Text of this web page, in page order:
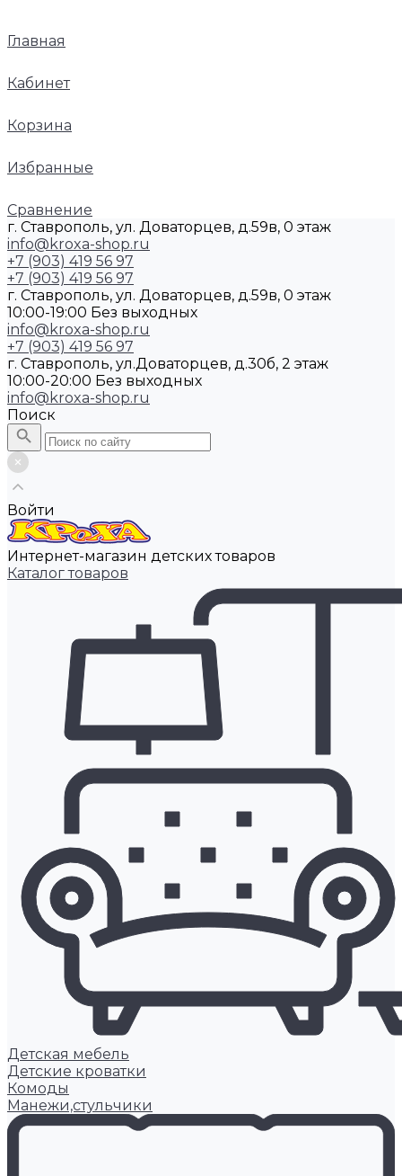
Главная
Кабинет
Корзина
Избранные
Сравнение
г. Ставрополь, ул. Доваторцев, д.59в, 0 этаж
info@kroxa-shop.ru
+7 (903) 419 56 97
+7 (903) 419 56 97
г. Ставрополь, ул. Доваторцев, д.59в, 0 этаж
10:00-19:00 Без выходных
info@kroxa-shop.ru
+7 (903) 419 56 97
г. Ставрополь, ул.Доваторцев, д.30б, 2 этаж
10:00-20:00 Без выходных
info@kroxa-shop.ru
Поиск
Войти
Интернет-магазин детских товаров
Каталог товаров
Детская мебель
Детские кроватки
Комоды
Манежи,стульчики